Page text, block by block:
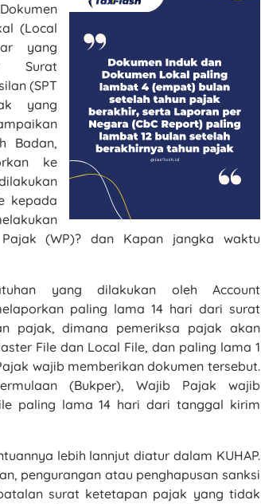
(Local
yang
Surat
(SPT
yang
Badan,
ke
kepada
(WP)? dan Kapan jangka waktu
yang dilakukan oleh Account
paling lama 14 hari dari surat
pajak, dimana pemeriksa pajak akan
File dan Local File, dan paling lama 1
wajib memberikan dokumen tersebut.
(Bukper), Wajib Pajak wajib
paling lama 14 hari dari tanggal kirim
lebih lannjut diatur dalam KUHAP.
pengurangan atau penghapusan sanksi
surat ketetapan pajak yang tidak